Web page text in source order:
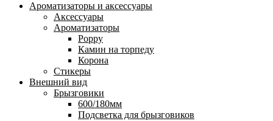
Ароматизаторы и аксессуары
Аксессуары
Ароматизаторы
Poppy
Камин на торпеду
Корона
Стикеры
Внешний вид
Брызговики
600/180мм
Подсветка для брызговиков